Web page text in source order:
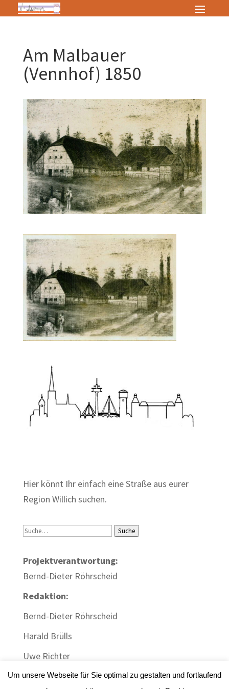
Am Malbauer
(Vennhof) 1850
Hier könnt Ihr einfach eine Straße aus eurer
Region Willich suchen.
Suche Suche
Projektverantwortung:
Bernd-Dieter Röhrscheid
Redaktion:
Bernd-Dieter Röhrscheid
Harald Brülls
Uwe Richter
Um unsere Webseite für Sie optimal zu gestalten und fortlaufend